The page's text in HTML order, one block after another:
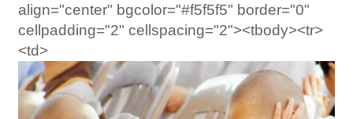
align="center" bgcolor="#f5f5f5" border="0"
cellpadding="2" cellspacing="2"><tbody><tr>
<td>